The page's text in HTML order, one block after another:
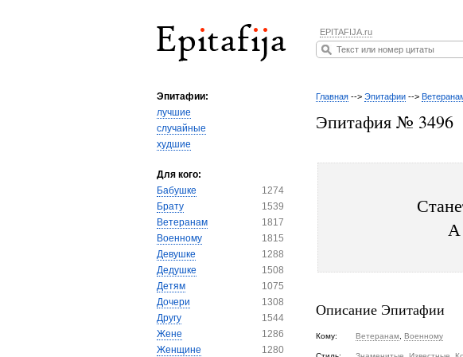
EPITAFIJA.ru
Эпитафии:
лучшие
случайные
худшие
Для кого:
Бабушке
1274
Брату
1539
Ветеранам
1817
Военному
1815
Девушке
1288
Дедушке
1508
Детям
1075
Дочери
1308
Другу
1544
Жене
1286
Женщине
1280
Главная --> Эпитафии -->
Эпитафия № 3496
А
Описание Эпитафии
Кому: Ветеранам Военному